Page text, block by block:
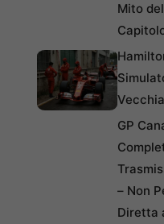
Mito
GP
– Non
Diretta